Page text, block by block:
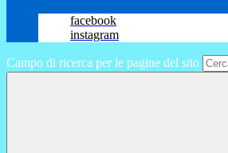
facebook
instagram
Campo di ricerca per le pagine del sito